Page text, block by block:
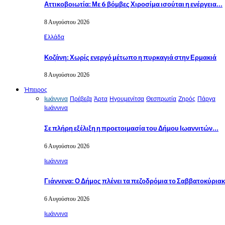
Αττικοβοιωτία: Με 6 βόμβες Χιροσίμα ισούται η ενέργεια…
8 Αυγούστου 2026
Eλλάδα
Κοζάνη: Χωρίς ενεργό μέτωπο η πυρκαγιά στην Ερμακιά
8 Αυγούστου 2026
Ήπειρος
Ιωάννινα Πρέβεζα Άρτα Ηγουμενίτσα Θεσπρωτία Ζηρός Πάργα
Ιωάννινα
Σε πλήρη εξέλιξη η προετοιμασία του Δήμου Ιωαννιτών…
6 Αυγούστου 2026
Ιωάννινα
Γιάννενα: Ο Δήμος πλένει τα πεζοδρόμια το
6 Αυγούστου 2026
Ιωάννινα